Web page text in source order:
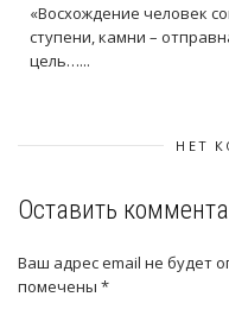
«Восхождение человек
ступени, камни –
цель…...
НЕТ
Оставить
Ваш адрес email не будет
помечены *